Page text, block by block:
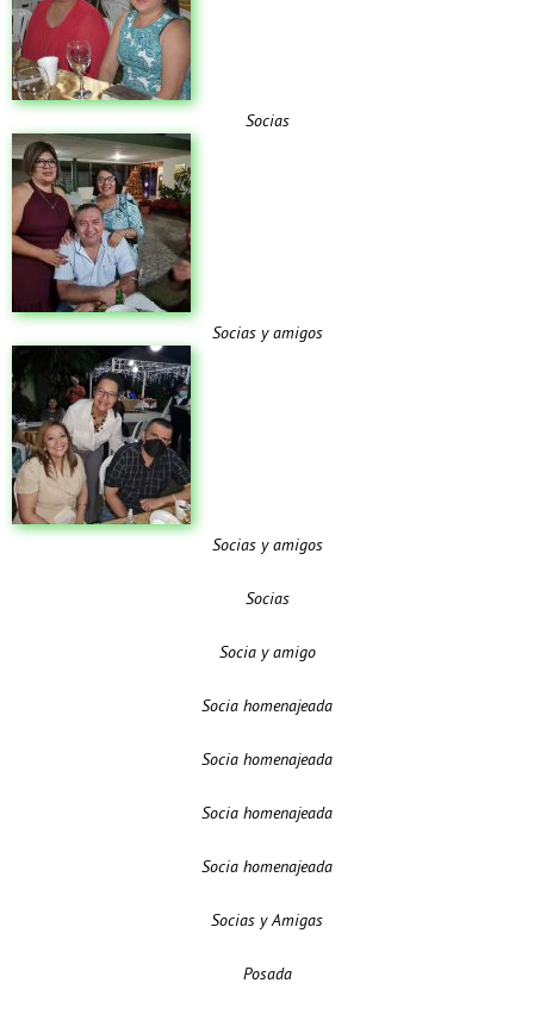
Socias
Socias y amigos
Socias y amigos
Socias
Socia y amigo
Socia homenajeada
Socia homenajeada
Socia homenajeada
Socia homenajeada
Socias y Amigas
Posada